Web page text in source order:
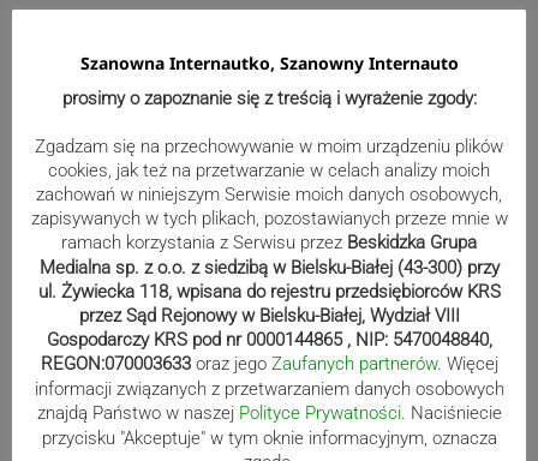
Mistrzowie świata z MCK Żywiec!
ZDJĘCIA
Bracia Szejowie ruszają po kolejne
punkty. Liderzy mistrzostw
wystartują w Rajdzie Rzeszowskim
80-lecie Soły Kobiernice. Będzie się
działo! SZCZEGÓŁOWY PROGRAM
Szanowna Internautko, Szanowny Internauto
prosimy o zapoznanie się z treścią i wyrażenie zgody:
Zgadzam się na przechowywanie w moim urządzeniu plików
cookies, jak też na przetwarzanie w celach analizy moich
zachowań w niniejszym Serwisie moich danych osobowych,
zapisywanych w tych plikach, pozostawianych przeze mnie w
ramach korzystania z Serwisu przez Beskidzka Grupa
Medialna sp. z o.o. z siedzibą w Bielsku-Białej (43-300) przy
ul. Żywiecka 118, wpisana do rejestru przedsiębiorców KRS
przez Sąd Rejonowy w Bielsku-Białej, Wydział VIII
Gospodarczy KRS pod nr 0000144865 , NIP: 5470048840,
REGON:070003633 oraz jego Zaufanych partnerów. Więcej
informacji związanych z przetwarzaniem danych osobowych
znajdą Państwo w naszej Polityce Prywatności. Naciśniecie
przycisku "Akceptuje" w tym oknie informacyjnym, oznacza